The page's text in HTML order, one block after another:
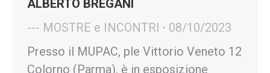
ALBERTO BREGANI
--- MOSTRE e INCONTRI
08/10/2023
Presso il MUPAC, ple Vittorio Veneto 12
Colorno (Parma), è in esposizione